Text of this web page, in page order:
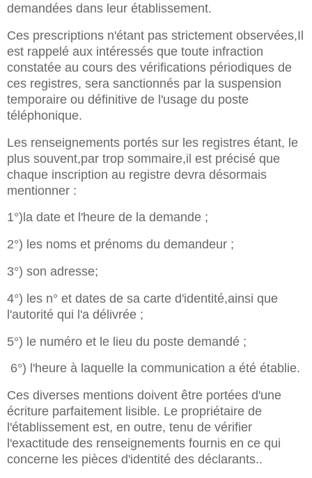
demandées dans leur établissement.
Ces prescriptions n'étant pas strictement observées,Il
est rappelé aux intéressés que toute infraction
constatée au cours des vérifications périodiques de
ces registres, sera sanctionnés par la suspension
temporaire ou définitive de l'usage du poste
téléphonique.
Les renseignements portés sur les registres étant, le
plus souvent,par trop sommaire,il est précisé que
chaque inscription au registre devra désormais
mentionner :
1°)la date et l'heure de la demande ;
2°) les noms et prénoms du demandeur ;
3°) son adresse;
4°) les n° et dates de sa carte d'identité,ainsi que
l'autorité qui l'a délivrée ;
5°) le numéro et le lieu du poste demandé ;
6°) l'heure à laquelle la communication a été établie.
Ces diverses mentions doivent être portées d'une
écriture parfaitement lisible. Le propriétaire de
l'établissement est, en outre, tenu de vérifier
l'exactitude des renseignements fournis en ce qui
concerne les pièces d'identité des déclarants..